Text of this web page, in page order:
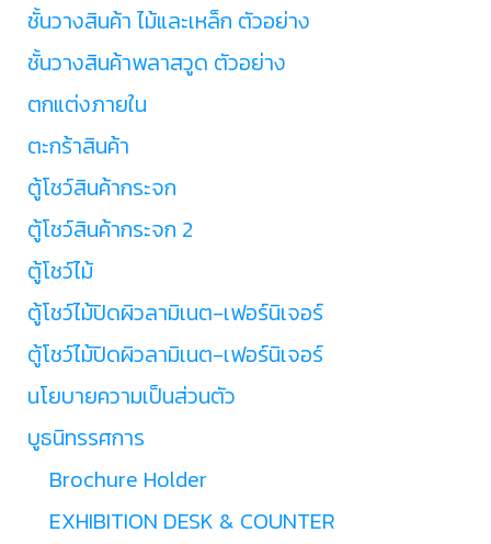
ชั้นวางสินค้า ไม้และเหล็ก ตัวอย่าง
ชั้นวางสินค้าพลาสวูด ตัวอย่าง
ตกแต่งภายใน
ตะกร้าสินค้า
ตู้โชว์สินค้ากระจก
ตู้โชว์สินค้ากระจก 2
ตู้โชว์ไม้
ตู้โชว์ไม้ปิดผิวลามิเนต-เฟอร์นิเจอร์
ตู้โชว์ไม้ปิดผิวลามิเนต-เฟอร์นิเจอร์
นโยบายความเป็นส่วนตัว
บูธนิทรรศการ
Brochure Holder
EXHIBITION DESK & COUNTER